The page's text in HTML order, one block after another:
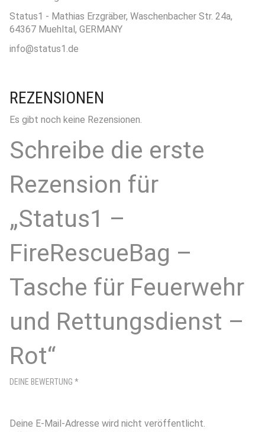
Status1 - Mathias Erzgräber, Waschenbacher Str. 24a,
64367 Muehltal, GERMANY
info@status1.de
REZENSIONEN
Es gibt noch keine Rezensionen.
Schreibe die erste
Rezension für
„Status1 –
FireRescueBag –
Tasche für Feuerwehr
und Rettungsdienst –
Rot“
Deine E-Mail-Adresse wird nicht veröffentlicht.
DEINE BEWERTUNG *